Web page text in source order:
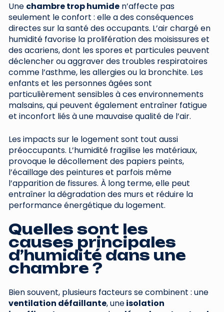
Une chambre trop humide n’affecte pas
seulement le confort : elle a des conséquences
directes sur la santé des occupants. L’air chargé en
humidité favorise la prolifération des moisissures et
des acariens, dont les spores et particules peuvent
déclencher ou aggraver des troubles respiratoires
comme l’asthme, les allergies ou la bronchite. Les
enfants et les personnes âgées sont
particulièrement sensibles à ces environnements
malsains, qui peuvent également entraîner fatigue
et inconfort liés à une mauvaise qualité de l’air.
Les impacts sur le logement sont tout aussi
préoccupants. L’humidité fragilise les matériaux,
provoque le décollement des papiers peints,
l’écaillage des peintures et parfois même
l’apparition de fissures. À long terme, elle peut
entraîner la dégradation des murs et réduire la
performance énergétique du logement.
Quelles sont les
causes principales
d’humidité dans une
chambre ?
Bien souvent, plusieurs facteurs se combinent : une
ventilation défaillante, uneisolation